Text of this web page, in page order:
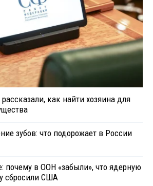
как найти хозяина для
зубов: что подорожает в России
почему в ООН «забыли», что ядерную
сбросили США